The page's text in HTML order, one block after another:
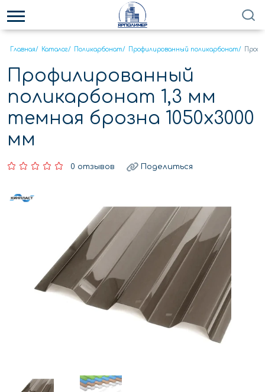
Главная/ Каталог/ Поликарбонат/ Профилированный поликарбонат/
Профилированный
поликарбонат 1,3 мм
темная брозна 1050х3000
мм
0 отзывов Поделиться